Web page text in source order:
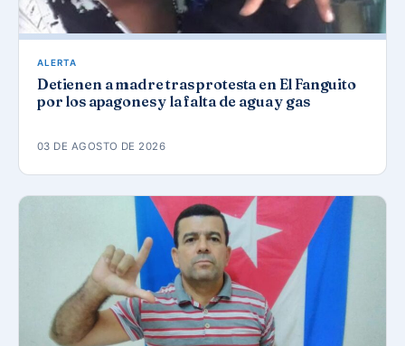
ALERTA
Detienen a madre tras protesta en El Fanguito
por los apagones y la falta de agua y gas
03 DE AGOSTO DE 2026